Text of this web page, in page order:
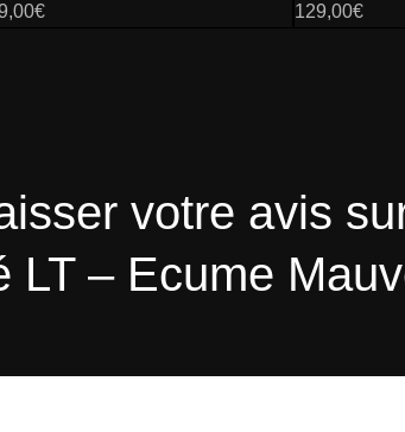
€ 129,00€
votre avis
– Ecume